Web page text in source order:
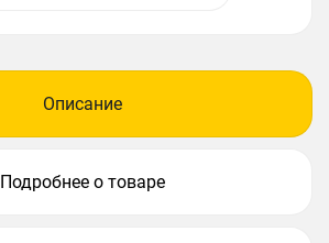
Описание
Подробнее о товаре